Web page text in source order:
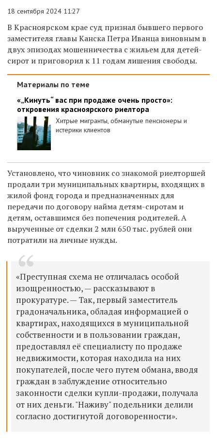
18 сентября 2024 11:27
В Красноярском крае суд признал бывшего первого
заместителя главы Канска Петра Иванца виновным в
двух эпизодах мошенничества с жильем для детей-
сирот и приговорил к 11 годам лишения свободы.
Материалы по теме
«„Кинуть“ вас при продаже очень просто»:
откровения красноярского риелтора
Хитрые мигранты, обманутые пенсионеры и
истерики клиентов
Установлено, что чиновник со знакомой риелторшей
продали три муниципальных квартиры, входящих в
жилой фонд города и предназначенных для
передачи по договору найма детям-сиротам и
детям, оставшимся без попечения родителей. А
вырученные от сделки 2 млн 650 тыс. рублей они
потратили на личные нужды.
«Преступная схема не отличалась особой
изощренностью, — рассказывают в
прокуратуре. — Так, первый заместитель
градоначальника, обладая информацией о
квартирах, находящихся в муниципальной
собственности и в пользовании граждан,
предоставлял её специалисту по продаже
недвижимости, которая находила на них
покупателей, после чего путем обмана, вводя
граждан в заблуждение относительно
законности сделки купли-продажи, получала
от них деньги. "Наживу" подельники делили
согласно достигнутой договоренности».